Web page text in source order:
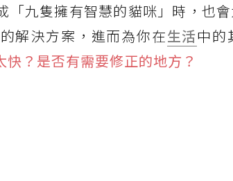
「九隻擁有智慧的貓咪」時，也
解決方案，進而為你在生活中的
快？是否有需要修正的地方？